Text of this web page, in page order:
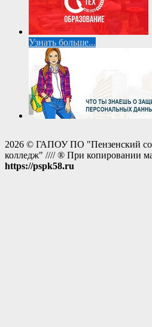
Узнать больше...
2026 © ГАПОУ ПО "Пензенский
колледж" //// ® При копировании
https://pspk58.ru